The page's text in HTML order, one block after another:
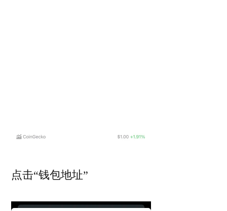
点击“钱包地址”